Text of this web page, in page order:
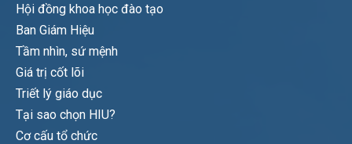
Hội đồng khoa học đào tạo
Ban Giám Hiệu
Tầm nhìn, sứ mệnh
Giá trị cốt lõi
Triết lý giáo dục
Tại sao chọn HIU?
Cơ cấu tổ chức